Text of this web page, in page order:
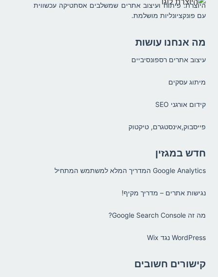
היוצרת: פיתוח ועיצוב אתרים שמשלבים אסתטיקה עכשווית
עם פונקציונליות מושלמת.
מה אנחנו עושות
עיצוב אתרים רספונסיביים
מיתוג עסקים
קידום אורגני SEO
פייסבוק,אינסטגרם, טיקטוק
חדש במגזין
Google Analytics המדריך המלא למשתמש המתחיל
נגישות אתרים – מדריך מקיף!
מה זה Google Search Console?
WordPress נגד Wix
קישורים חשובים